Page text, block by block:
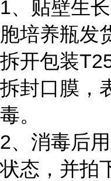
1、贴壁生
胞培养瓶发
拆开包装
拆封口膜，
毒。
2、消毒后
状态，并拍